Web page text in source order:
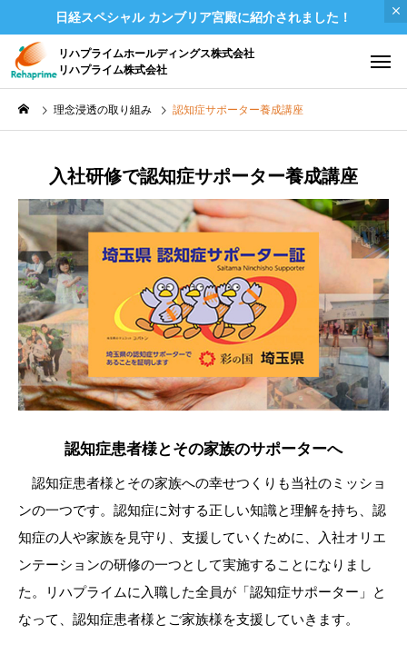
日経スペシャル カンブリア宮殿に紹介されました！
リハプライムホールディングス株式会社
リハプライム株式会社
理念浸透の取り組み 認知症サポーター養成講座
入社研修で認知症サポーター養成講座
認知症患者様とその家族のサポーターへ
認知症患者様とその家族への幸せつくりも当社のミッショ
ンの一つです。認知症に対する正しい知識と理解を持ち、認
知症の人や家族を見守り、支援していくために、入社オリエ
ンテーションの研修の一つとして実施することになりまし
た。リハプライムに入職した全員が「認知症サポーター」と
なって、認知症患者様とご家族様を支援していきます。